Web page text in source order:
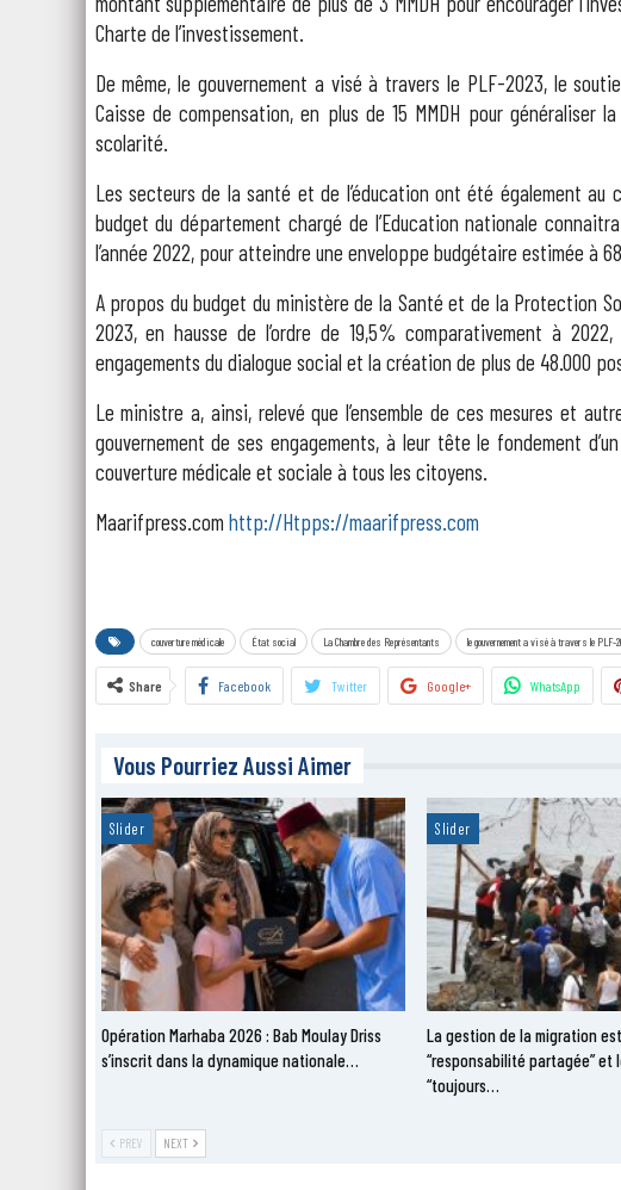
Charte de l’investissement.
De même, le gouvernement a visé à travers le PLF-2023, le
Caisse de compensation, en plus de 15 MMDH pour
scolarité.
Les secteurs de la santé et de l’éducation ont été également
budget du département chargé de l’Education nationale
l’année 2022, pour atteindre une enveloppe budgétaire estimée à
A propos du budget du ministère de la Santé et de la Protection
2023, en hausse de l’ordre de 19,5% comparativement à
engagements du dialogue social et la création de plus de 48.000
Le ministre a, ainsi, relevé que l’ensemble de ces mesures et
gouvernement de ses engagements, à leur tête le fondement
couverture médicale et sociale à tous les citoyens.
Maarifpress.com http://Htpps://maarifpress.com
couverture médicale État social La Chambre des Représentants le gouvernement a visé à travers le PLF-
Share Facebook Twitter Google+ WhatsApp
Vous Pourriez Aussi Aimer
Slider
Opération Marhaba 2026 : Bab Moulay Driss
s’inscrit dans la dynamique nationale…
Slider
La gestion de la migration
“responsabilité partagée” et
“toujours…
PREV NEXT